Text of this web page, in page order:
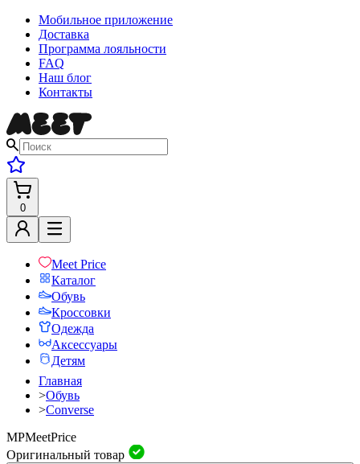
Мобильное приложение
Доставка
Программа лояльности
FAQ
Наш блог
Контакты
0
Meet Price
Каталог
Обувь
Кроссовки
Одежда
Аксессуары
Детям
Главная
>Обувь
>Converse
MPMeetPrice
Оригинальный товар